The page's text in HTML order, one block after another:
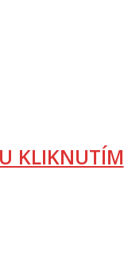
KLIKNUTÍM